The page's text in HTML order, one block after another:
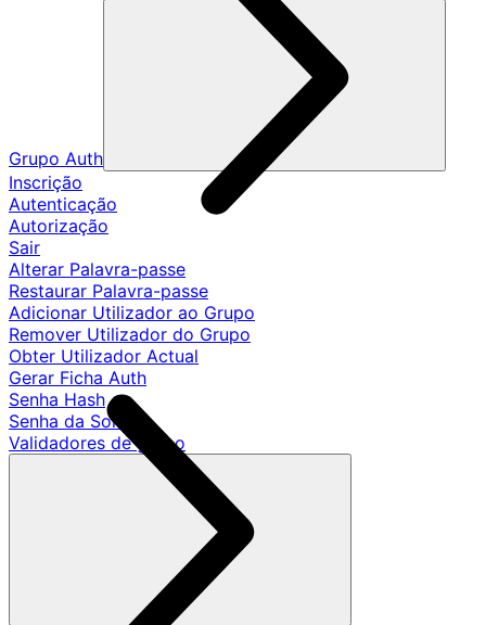
Grupo Auth
Inscrição
Autenticação
Autorização
Sair
Alterar Palavra-passe
Restaurar Palavra-passe
Adicionar Utilizador ao Grupo
Remover Utilizador do Grupo
Obter Utilizador Actual
Gerar Ficha Auth
Senha Hash
Senha da Sonda
Validadores de grupo